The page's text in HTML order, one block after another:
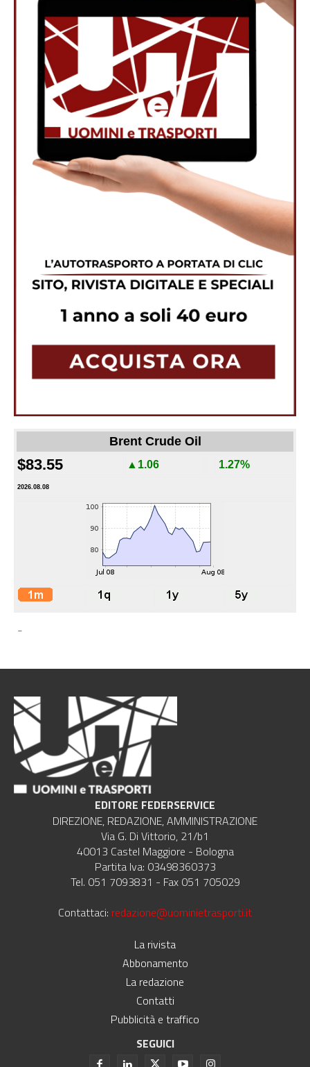
Brent Crude Oil
$83.55 ▲1.06 1.27%
2026.08.08
-
EDITORE FEDERSERVICE
DIREZIONE, REDAZIONE, AMMINISTRAZIONE
Via G. Di Vittorio, 21/b1
40013 Castel Maggiore - Bologna
Partita Iva: 03498360373
Tel. 051 7093831 - Fax 051 705029
Contattaci: redazione@uominietrasporti.it
La rivista
Abbonamento
La redazione
Contatti
Pubblicità e traffico
SEGUICI